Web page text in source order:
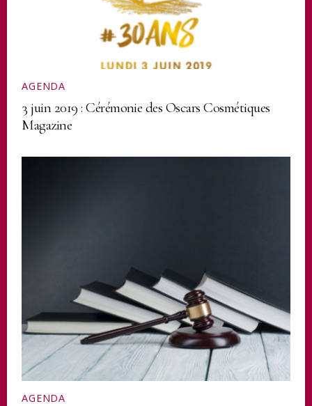
AGENDA
3 juin 2019 : Cérémonie des Oscars Cosmétiques
Magazine
AGENDA